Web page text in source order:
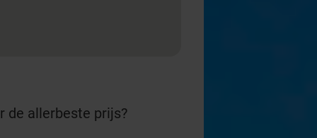
de allerbeste prijs?